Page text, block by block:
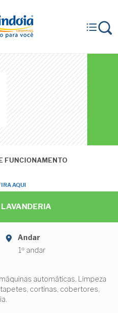
FUNCIONAMENTO
AQUI
Andar
1º andar
automáticas. Limpeza
cortinas, cobertores,